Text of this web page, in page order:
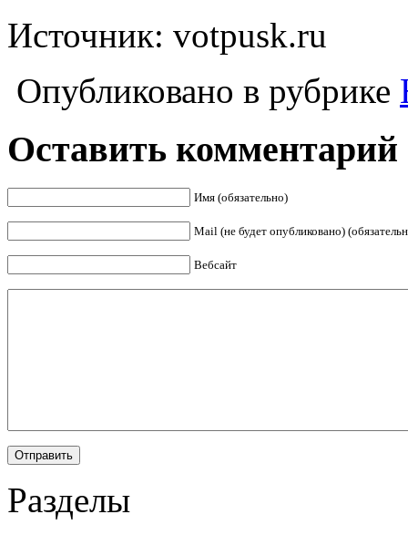
Источник: votpusk.ru
Опубликовано в рубрике
Оставить комментарий
Имя (обязательно)
Mail (не будет опубликовано)
Вебсайт
Разделы